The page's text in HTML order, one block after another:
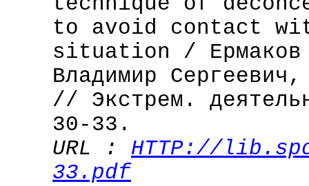
to avoid contact
situation / Ермаков
Владимир
// Экстрем.
30-33.
URL : HTTP://
33.pdf